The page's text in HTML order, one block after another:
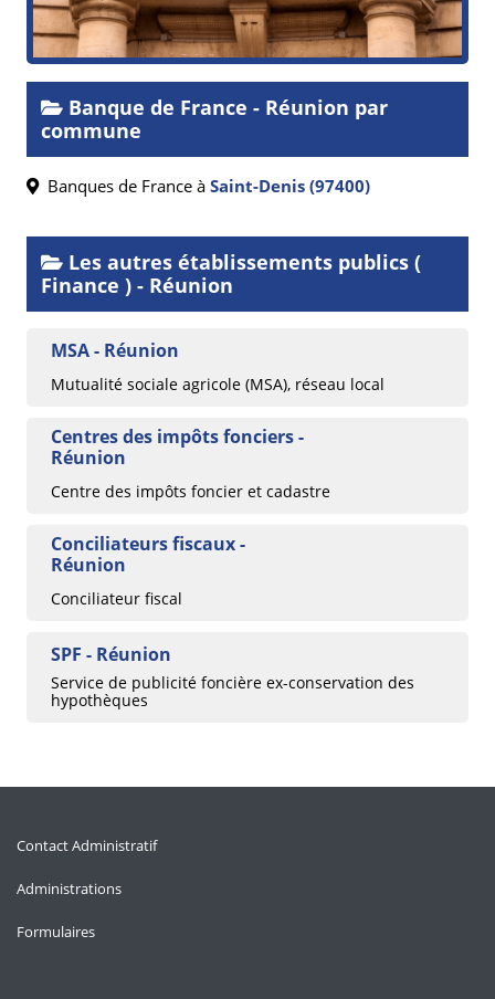
Banque de France - Réunion par
commune
Banques de France à Saint-Denis (97400)
Les autres établissements publics (
Finance ) - Réunion
MSA - Réunion
Mutualité sociale agricole (MSA), réseau local
Centres des impôts fonciers -
Réunion
Centre des impôts foncier et cadastre
Conciliateurs fiscaux -
Réunion
Conciliateur fiscal
SPF - Réunion
Service de publicité foncière ex-conservation des
hypothèques
Contact Administratif
Administrations
Formulaires